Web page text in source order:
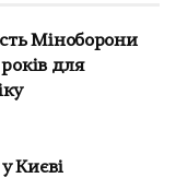
Міноборони
для
Києві